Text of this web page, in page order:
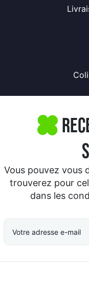
Vous pouvez vous
trouverez pour
dans les